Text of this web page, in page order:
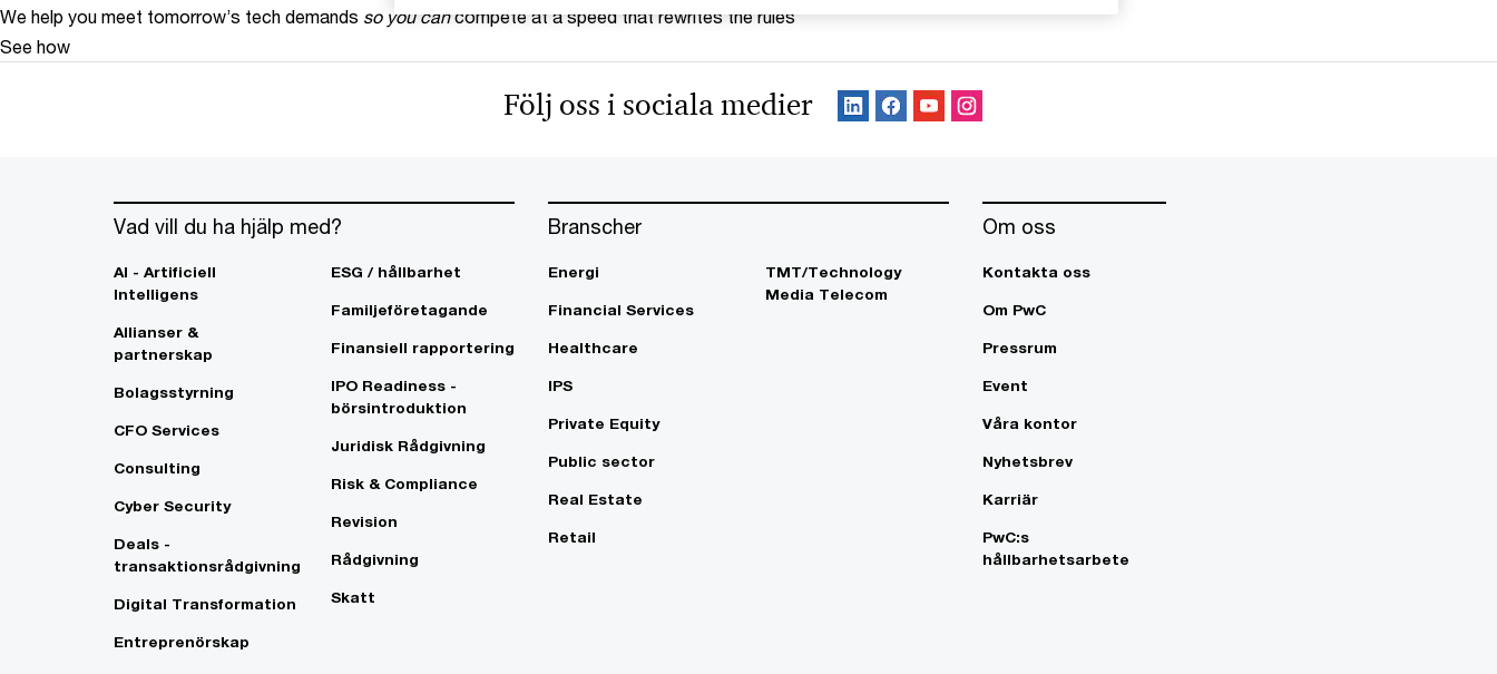
We help you meet tomorrow’s tech demands so you can compete at a speed that rewrites the rules
See how
Följ oss i sociala medier
Vad vill du ha hjälp med?
AI - Artificiell
Intelligens
Allianser &
partnerskap
Bolagsstyrning
CFO Services
Consulting
Cyber Security
Deals -
transaktionsrådgivning
Digital Transformation
Entreprenörskap
ESG / hållbarhet
Familjeföretagande
Finansiell rapportering
IPO Readiness -
börsintroduktion
Juridisk Rådgivning
Risk & Compliance
Revision
Rådgivning
Skatt
Branscher
Energi
Financial Services
Healthcare
IPS
Private Equity
Public sector
Real Estate
Retail
TMT/Technology
Media Telecom
Om oss
Kontakta oss
Om PwC
Pressrum
Event
Våra kontor
Nyhetsbrev
Karriär
PwC:s
hållbarhetsarbete